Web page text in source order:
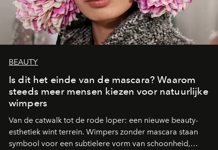
BEAUTY
Is dit het einde van de mascara? Waarom
steeds meer mensen kiezen voor natuurlijke
wimpers
Van de catwalk tot de rode loper: een nieuwe beauty-
esthetiek wint terrein. Wimpers zonder mascara staan
symbool voor een subtielere vorm van schoonheid,